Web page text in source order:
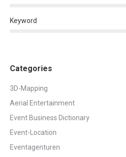
Keyword
Categories
3D-Mapping
Aerial Entertainment
Event Business Dictionary
Event-Location
Eventagenturen